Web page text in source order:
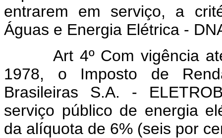
entrarem em serviço, a
Águas e Energia Elétrica -
Art 4º Com vigência até
1978, o Imposto de
Brasileiras S.A. -
serviço público de energia
da alíquota de 6% (seis por